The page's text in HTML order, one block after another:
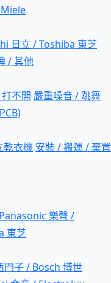
日立 / Toshiba 東芝
/ 其他
不開 嚴重噪音 / 跳舞
乾衣機 安裝 / 搬運 / 棄置
Panasonic 樂聲 /
東芝
門子 / Bosch 博世